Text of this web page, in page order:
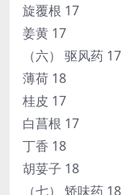
旋覆根 17
姜黄 17
（六） 驱风药 17
薄荷 18
桂皮 17
白菖根 17
丁香 18
胡荽子 18
（七） 矫味药 18